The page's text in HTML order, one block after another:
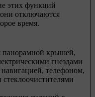
этих функций
отключаются
время.
панорамной крышей,
гнездами
телефоном,